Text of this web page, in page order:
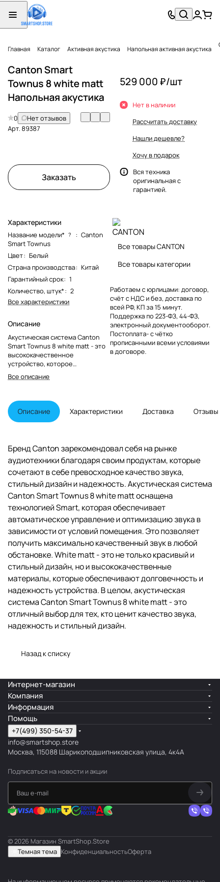
Главная Каталог Активная акустика Напольная активная акустика
Canton Smart
Townus 8 white matt
Напольная акустика
0
Нет отзывов
Арт.89387
Заказать
Характеристики
Название модели* ? : Canton
Smart Townus
Цвет: Белый
Страна производства: Китай
Гарантийный срок: 1
Количество, штук*: 2
Все характеристики
Описание
Акустическая система Canton
Smart Townus 8 white matt - это
высококачественное
устройство, которое
обеспечивает превосходное
звучание и удобство
Все описание
529 000 ₽/шт
Нет в наличии
Рассчитать доставку
Нашли дешевле?
Хочу в подарок
Вся техника
оригинальная с
гарантией.
Все товары CANTON
Все товары категории
Работаем с юрлицами: договор,
счёт с НДС и без, доставка по
всей РФ, КП за 15 минут.
Поддержка по 223-ФЗ, 44-ФЗ,
электронный документооборот.
Постоплата- с чётко
прописанными всеми условиями
в договоре.
Описание Характеристики Доставка Отзывы
Бренд Canton зарекомендовал себя на рынке
аудиотехники благодаря своим продуктам, которые
сочетают в себе превосходное качество звука,
стильный дизайн и надежность. Акустическая система
Canton Smart Townus 8 white matt оснащена
технологией Smart, которая обеспечивает
автоматическое управление и оптимизацию звука в
зависимости от условий помещения. Это позволяет
получить максимально качественный звук в любой
обстановке. White matt - это не только красивый и
стильный дизайн, но и высококачественные
материалы, которые обеспечивают долговечность и
надежность устройства. В целом, акустическая
система Canton Smart Townus 8 white matt - это
отличный выбор для тех, кто ценит качество звука,
надежность и стильный дизайн.
Назад к списку
Интернет-магазин
Компания
Информация
Помощь
+7(499) 350-54-37
info@smartshop.store
Москва, 115088 Шарикоподшипниковская улица, 4к4А
Подписаться на новости и акции
© 2026 Магазин SmartShop.Store
Темная тема КонфиденциальностьОферта